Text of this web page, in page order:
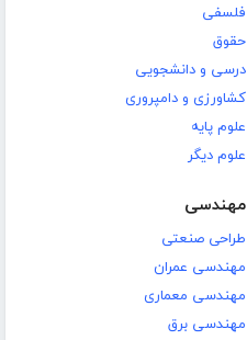
فلسفی
حقوق
درسی و دانشجویی
کشاورزی و دامپروری
علوم پایه
علوم دیگر
مهندسی
طراحی صنعتی
مهندسی عمران
مهندسی معماری
مهندسی برق